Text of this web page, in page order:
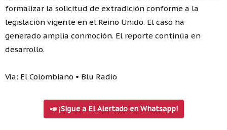
formalizar la solicitud de extradición conforme a la
legislación vigente en el Reino Unido. El caso ha
generado amplia conmoción. El reporte continúa en
desarrollo.
Vía: El Colombiano • Blu Radio
📣 ¡Sigue a El Alertado en Whatsapp!